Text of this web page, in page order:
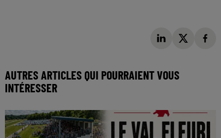
AUTRES ARTICLES QUI POURRAIENT VOUS
INTÉRESSER